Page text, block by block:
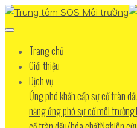
Trang chủ
Giới thiệu
Dịch vụ
Ứng phó khẩn cấp sự cố tràn
năng ứng phó sự cố môi trường